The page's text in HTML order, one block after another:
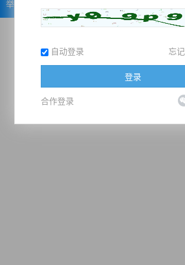
举报
自动登录 忘
登录
合作登录